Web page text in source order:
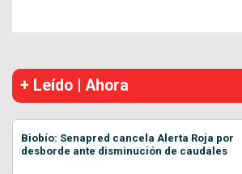
+ Leído | Ahora
Biobío: Senapred cancela Alerta Roja por
desborde ante disminución de caudales